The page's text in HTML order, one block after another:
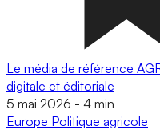
Le média de référence
digitale et éditoriale
5 mai 2026 - 4 min
Europe Politique agricole